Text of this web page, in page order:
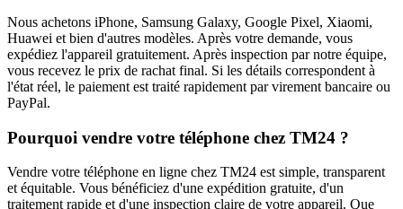
Nous achetons iPhone, Samsung Galaxy, Google Pixel, Xiaomi,
Huawei et bien d'autres modèles. Après votre demande, vous
expédiez l'appareil gratuitement. Après inspection par notre équipe,
vous recevez le prix de rachat final. Si les détails correspondent à
l'état réel, le paiement est traité rapidement par virement bancaire ou
PayPal.
Pourquoi vendre votre téléphone chez TM24 ?
Vendre votre téléphone en ligne chez TM24 est simple, transparent
et équitable. Vous bénéficiez d'une expédition gratuite, d'un
traitement rapide et d'une inspection claire de votre appareil. Que